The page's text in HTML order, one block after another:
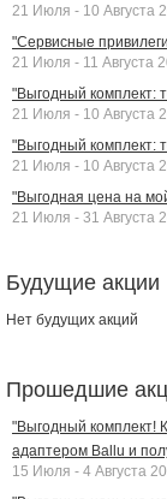
21 Июля - 10 Августа
"Сервисные
21 Июля - 11 Августа
"Выгодный комплект:
21 Июля - 10 Августа
"Выгодный комплект:
21 Июля - 10 Августа
"Выгодная цена на
21 Июля - 31 Августа
Будущие акции
Нет будущих акций
Прошедшие
"Выгодный комплект!
адаптером Ballu и
15 Июля - 4 Августа